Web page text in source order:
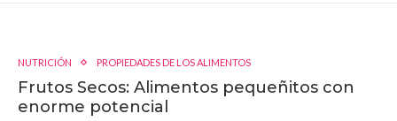
NUTRICIÓN PROPIEDADES DE LOS ALIMENTOS
Frutos Secos: Alimentos pequeñitos con
enorme potencial